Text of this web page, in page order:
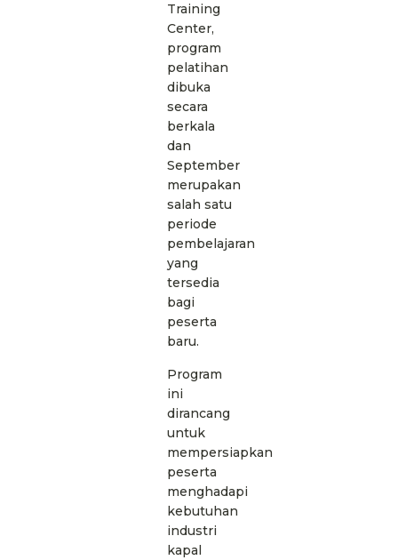
Training
Center,
program
pelatihan
dibuka
secara
berkala
dan
September
merupakan
salah satu
periode
pembelajaran
yang
tersedia
bagi
peserta
baru.
Program
ini
dirancang
untuk
mempersiapkan
peserta
menghadapi
kebutuhan
industri
kapal